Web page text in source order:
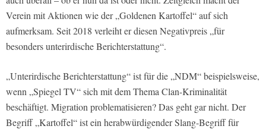
Verein mit Aktionen wie der „Goldenen Kartoffel“ auf sich
aufmerksam. Seit 2018 verleiht er diesen Negativpreis „für
besonders unterirdische Berichterstattung“.
„Unterirdische Berichterstattung“ ist für die „NDM“ beispielsweise,
wenn „Spiegel TV“ sich mit dem Thema Clan-Kriminalität
beschäftigt. Migration problematisieren? Das geht gar nicht. Der
Begriff „Kartoffel“ ist ein herabwürdigender Slang-Begriff für